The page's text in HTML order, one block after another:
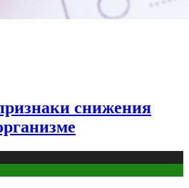
снижения